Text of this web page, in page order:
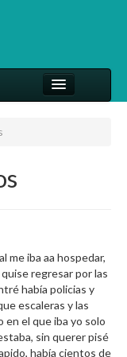
me iba aa hospedar,
regresar por las
había policias y
escaleras y las
en el que iba yo solo
sin querer pisé
había cientos de